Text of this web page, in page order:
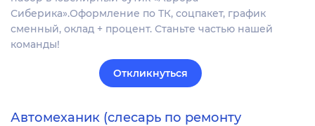
Сиберика».Оформление по ТК, соцпакет, график
сменный, оклад + процент. Станьте частью нашей
команды!
Откликнуться
Автомеханик (слесарь по ремонту